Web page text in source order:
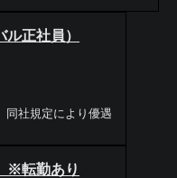
正社員）
同社規定により優遇
※転勤あり